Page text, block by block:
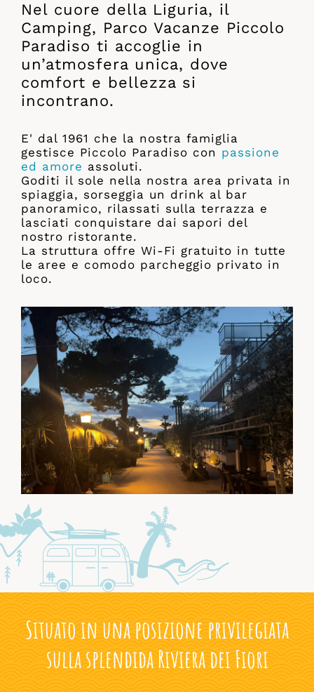
Nel cuore della Liguria, il
Camping, Parco Vacanze Piccolo
Paradiso ti accoglie in
un’atmosfera unica, dove
comfort e bellezza si
incontrano.
E' dal 1961 che la nostra famiglia
gestisce Piccolo Paradiso con passione
ed amore assoluti.
Goditi il sole nella nostra area privata in
spiaggia, sorseggia un drink al bar
panoramico, rilassati sulla terrazza e
lasciati conquistare dai sapori del
nostro ristorante.
La struttura offre Wi-Fi gratuito in tutte
le aree e comodo parcheggio privato in
loco.
Situato in una posizione privilegiata
sulla splendida Riviera dei Fiori